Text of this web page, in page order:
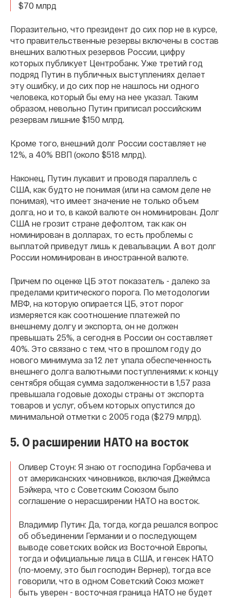
$70 млрд
Поразительно, что президент до сих пор не в курсе,
что правительственные резервы включены в состав
внешних валютных резервов России, цифру
которых публикует Центробанк. Уже третий год
подряд Путин в публичных выступлениях делает
эту ошибку, и до сих пор не нашлось ни одного
человека, который бы ему на нее указал. Таким
образом, невольно Путин приписал российским
резервам лишние $150 млрд.
Кроме того, внешний долг России составляет не
12%, а 40% ВВП (около $518 млрд).
Наконец, Путин лукавит и проводя параллель с
США, как будто не понимая (или на самом деле не
понимая), что имеет значение не только объем
долга, но и то, в какой валюте он номинирован. Долг
США не грозит стране дефолтом, так как он
номинирован в долларах, то есть проблемы с
выплатой приведут лишь к девальвации. А вот долг
России номинирован в иностранной валюте.
Причем по оценке ЦБ этот показатель - далеко за
пределами критического порога. По методологии
МВФ, на которую опирается ЦБ, этот порог
измеряется как соотношение платежей по
внешнему долгу и экспорта, он не должен
превышать 25%, а сегодня в России он составляет
40%. Это связано с тем, что в прошлом году до
нового минимума за 12 лет упала обеспеченность
внешнего долга валютными поступлениями: к концу
сентября общая сумма задолженности в 1,57 раза
превышала годовые доходы страны от экспорта
товаров и услуг, объем которых опустился до
минимальной отметки с 2005 года ($279 млрд).
5. О расширении НАТО на восток
Оливер Стоун: Я знаю от господина Горбачева и
от американских чиновников, включая Джеймса
Бэйкера, что с Советским Союзом было
соглашение о нерасширении НАТО на восток.
Владимир Путин: Да, тогда, когда решался вопрос
об объединении Германии и о последующем
выводе советских войск из Восточной Европы,
тогда и официальные лица в США, и генсек НАТО
(по-моему, это был господин Вернер), тогда все
говорили, что в одном Советский Союз может
быть уверен - восточная граница НАТО не будет